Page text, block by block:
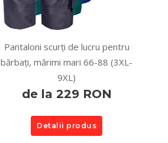
Pantaloni scurți de lucru pentru
bărbați, mărimi mari 66-88 (3XL-
9XL)
de la 229 RON
Detalii produs